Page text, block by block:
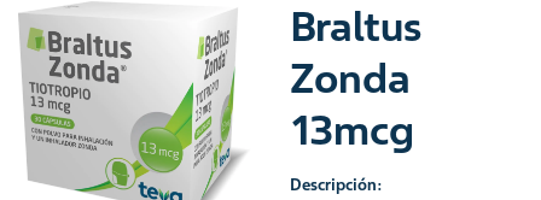
Braltus
Zonda
13mcg
Descripción: